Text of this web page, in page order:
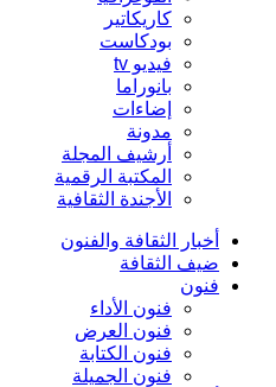
كاريكاتير
بودكاست
فيديو tv
بانوراما
إضاءات
مدونة
أرشيف المجلة
المكتبة الرقمية
الأجندة الثقافية
أخبار الثقافة والفنون
ضيف الثقافة
فنون
فنون الأداء
فنون العرض
فنون الكتابة
فنون الجميلة